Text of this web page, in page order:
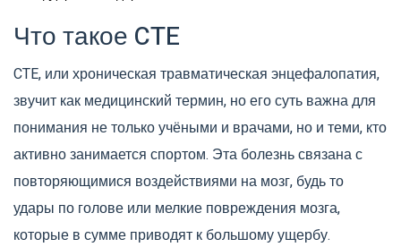
Что такое CTE
CTE, или хроническая травматическая энцефалопатия,
звучит как медицинский термин, но его суть важна для
понимания не только учёными и врачами, но и теми, кто
активно занимается спортом. Эта болезнь связана с
повторяющимися воздействиями на мозг, будь то
удары по голове или мелкие повреждения мозга,
которые в сумме приводят к большому ущербу.